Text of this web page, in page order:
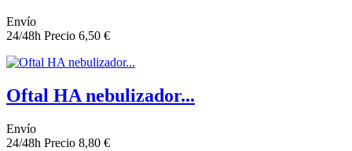
Envío
24/48h Precio 6,50 €
Oftal HA nebulizador...
Envío
24/48h Precio 8,80 €